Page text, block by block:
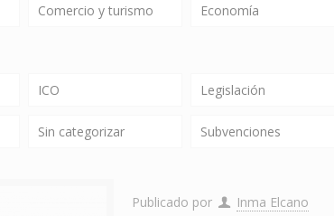
Comercio y turismo Economía
ICO Legislación
Sin categorizar Subvenciones
Publicado por Inma Elcano